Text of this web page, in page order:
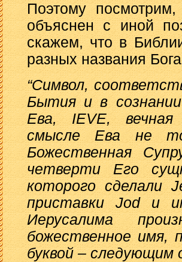
Поэтому
объяснен с иной
скажем, что в
разных названия
“Символ,
Бытия и в
Ева, IEVE,
смысле Ева не
Божественная
четверти Его
которого сделали
приставки Jod и
Иерусалима
божественное имя,
буквой – следующим